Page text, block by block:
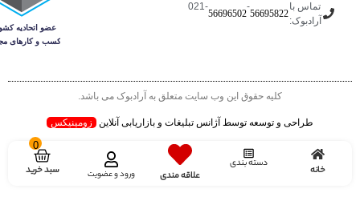
تماس با
آرادبوک:
56695822
56696502
کلیه حقوق این وب سایت متعلق به آرادبوک می باشد.
طراحی و توسعه توسط آژانس تبلیغات و بازاریابی آنلاین زومینیکس
دسته بندی
علاقه مندی
ورود و عضویت سبد خرید